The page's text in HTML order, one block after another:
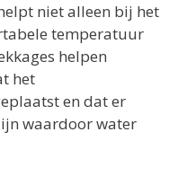
niet alleen bij het
temperatuur
helpen
het
en dat er
waardoor water